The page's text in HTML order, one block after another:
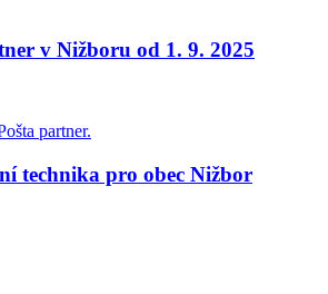
v Nižboru od 1. 9. 2025
partner.
technika pro obec Nižbor